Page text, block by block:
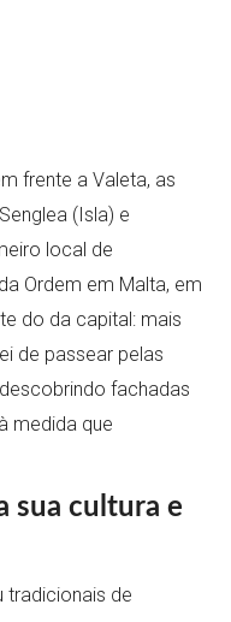
frente a Valeta, as
(Isla) e
local de
Ordem em Malta, em
do da capital: mais
de passear pelas
fachadas
medida que
sua cultura e